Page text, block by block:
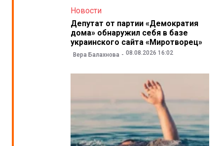
Новости
Депутат от партии «Демократия
дома» обнаружил себя в базе
украинского сайта «Миротворец»
Вера Балахнова 08.08.2026 16:02